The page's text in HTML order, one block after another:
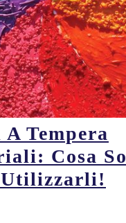
Tempera
Cosa
Utilizzarli!